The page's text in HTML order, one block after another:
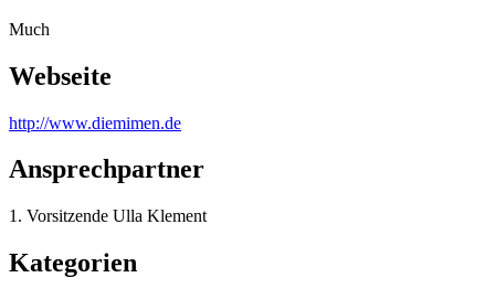
Much
Webseite
http://www.diemimen.de
Ansprechpartner
1. Vorsitzende Ulla Klement
Kategorien